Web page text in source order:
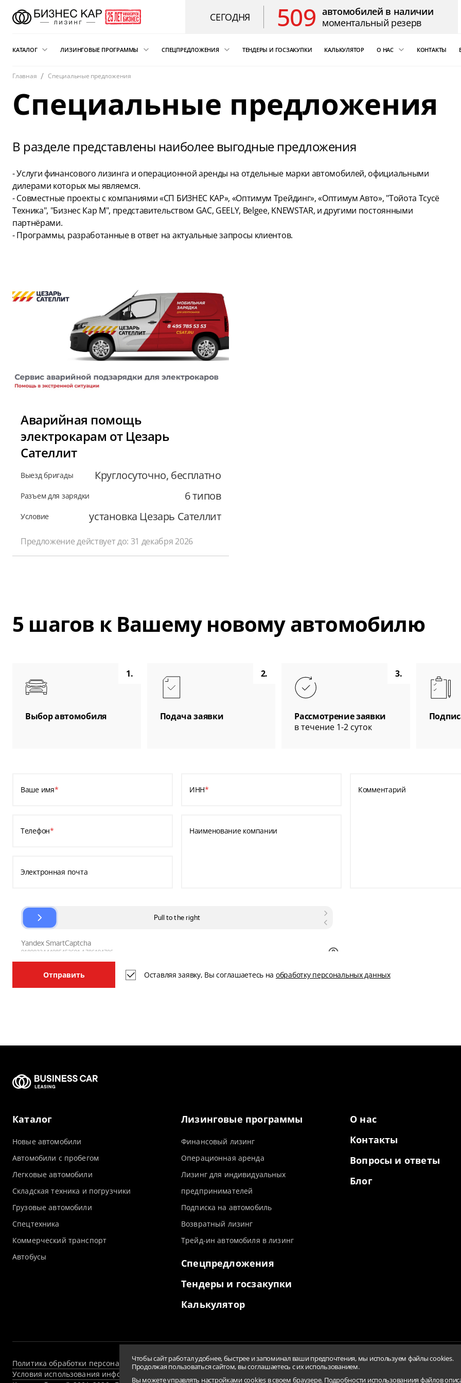
СЕГОДНЯ 509 автомобилей в наличии
моментальный резерв
КАТАЛОГ
Новые автомобили
Автомобили с пробегом
Легковые автомобили
и погрузчики
Грузовые автомобили
Спецтехника
Коммерческий транспорт
Автобусы
ЛИЗИНГОВЫЕ ПРОГРАММЫ
Финансовый лизинг
Операционная аренда
Лизинг для ИП
Трейд-ин автомобиля в лизинг
СПЕЦПРЕДЛОЖЕНИЯ
Сателлит
ТЕНДЕРЫ И ГОСЗАКУПКИ КАЛЬКУЛЯТОР О НАС
Благодарственные
КОНТАКТЫ
Главная Специальные предложения
Специальные предложения
В разделе представлены наиболее выгодные предложения
- Услуги финансового лизинга и операционной аренды на отдельные марки автомобилей, официальными
дилерами которых мы являемся.
- Совместные проекты с компаниями «СП БИЗНЕС КАР», «Оптимум Трейдинг», «Оптимум Авто», "Тойота Тсусё
Техника", "Бизнес Кар М", представительством GAC, GEELY, Belgee, KNEWSTAR, и другими постоянными
партнёрами.
- Программы, разработанные в ответ на актуальные запросы клиентов.
Аварийная помощь
электрокарам от Цезарь
Сателлит
Выезд бригады Круглосуточно, бесплатно
Разъем для зарядки 6 типов
Условие установка Цезарь Сателлит
Предложение действует до: 31 декабря 2026
5 шагов к Вашему новому автомобилю
1.
Выбор автомобиля
2.
Подача заявки
3.
Рассмотрение заявки
в течение 1-2 суток
Ваше имя*
Телефон*
Электронная почта
ИНН*
Наименование компании
Комментарий
Отправить Оставляя заявку, Вы соглашаетесь на обработку персональных данных
Каталог
Новые автомобили
Автомобили с пробегом
Легковые автомобили
Складская техника и погрузчики
Грузовые автомобили
Спецтехника
Коммерческий транспорт
Автобусы
Лизинговые программы
Финансовый лизинг
Операционная аренда
Лизинг для индивидуальных
предпринимателей
Подписка на автомобиль
Возвратный лизинг
Трейд-ин автомобиля в лизинг
Спецпредложения
Тендеры и госзакупки
Калькулятор
О нас
Контакты
Вопросы и ответы
Блог
Политика обработки персональных данных и использование файлов cookies Пользовательское соглашение
Условия использования информации сайта
Перечень
Чтобы сайт работал удобнее, быстрее и запоминал ваши предпочтения, мы используем файлы cookies.
Продолжая пользоваться сайтом, вы соглашаетесь с их использованием.
Вы можете управлять настройками cookies в своем браузере. Подробности использованиия файлов